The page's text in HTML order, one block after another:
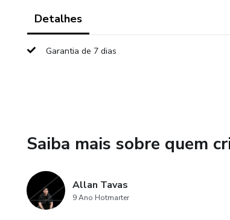
Detalhes
Garantia de 7 dias
Saiba mais sobre quem
Allan Tavas
9 Ano Hotmarter